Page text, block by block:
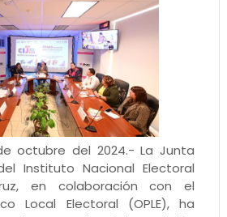
octubre del 2024.- La Junta
Instituto Nacional Electoral
en colaboración con el
Local Electoral (OPLE), ha